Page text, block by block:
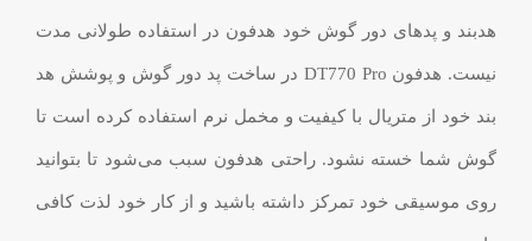
هدبند و پد‌های دور گوش خود هدفون در استفاده طولانی مدت
نیست. هدفون DT770 Pro در ساخت پد دور گوش و پوشش هد
بند خود از متریال با کیفیت و مخمل نرم استفاده کرده است تا
گوش شما خسته نشود. راحتی هدفون سبب می‌شود تا بتوانید
روی موسیقی خود تمرکز داشته باشید و از کار خود لذت کافی